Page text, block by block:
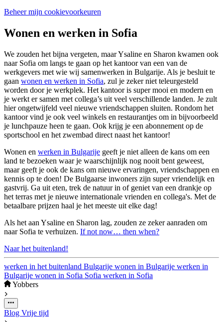
Beheer mijn cookievoorkeuren
Wonen en werken in Sofia
We zouden het bijna vergeten, maar Ysaline en Sharon kwamen ook
naar Sofia om langs te gaan op het kantoor van een van de
werkgevers met wie wij samenwerken in Bulgarije. Als je besluit te
gaan wonen en werken in Sofia, zul je zeker niet teleurgesteld
worden door je werkplek. Het kantoor is super mooi en modern en
je werkt er samen met collega’s uit veel verschillende landen. Je zult
hier ongetwijfeld veel nieuwe vriendschappen sluiten. Rondom het
kantoor vind je ook veel winkels en restaurantjes om in bijvoorbeeld
je lunchpauze heen te gaan. Ook krijg je een abonnement op de
sportschool en het zwembad direct naast het kantoor!
Wonen en werken in Bulgarije geeft je niet alleen de kans om een
land te bezoeken waar je waarschijnlijk nog nooit bent geweest,
maar geeft je ook de kans om nieuwe ervaringen, vriendschappen en
kennis op te doen! De Bulgaarse inwoners zijn super vriendelijk en
gastvrij. Ga uit eten, trek de natuur in of geniet van een drankje op
het terras met je nieuwe internationale vrienden en collega's. Met de
betaalbare prijzen haal je het meeste uit elke dag!
Als het aan Ysaline en Sharon lag, zouden ze zeker aanraden om
naar Sofia te verhuizen. If not now… then when?
Naar het buitenland!
werken in het buitenland Bulgarije wonen in Bulgarije werken in
Bulgarije wonen in Sofia Sofia werken in Sofia
Yobbers
Blog Vrije tijd